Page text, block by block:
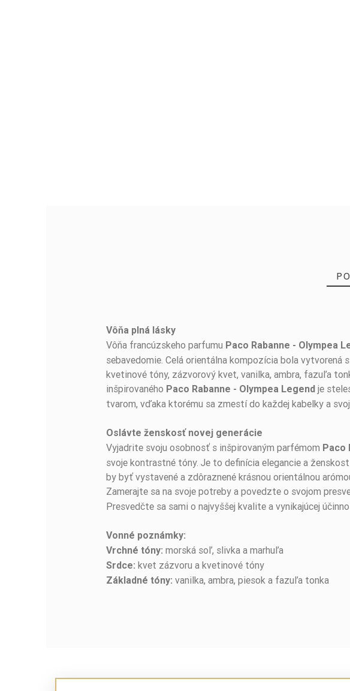
Vôňa plná lásky
Vôňa francúzskeho parfumu Paco Rabanne - Olympea
sebavedomie. Celá orientálna kompozícia bola
kvetinové tóny, zázvorový kvet, vanilka, ambra, fazuľa
inšpirovaného Paco Rabanne - Olympea Legend je
tvarom, vďaka ktorému sa zmestí do každej kabelky a
Oslávte ženskosť novej generácie
Vyjadrite svoju osobnosť s inšpirovaným parfémom Paco
svoje kontrastné tóny. Je to definícia elegancie a
by byť vystavené a zdôraznené krásnou orientálnou
Zamerajte sa na svoje potreby a povedzte o svojom
Presvedčte sa sami o najvyššej kvalite a vynikajúcej
Vonné poznámky:
Vrchné tóny: morská soľ, slivka a marhuľa
Srdce: kvet zázvoru a kvetinové tóny
Základné tóny:vanilka, ambra, piesok a fazuľa tonka
BUĎTE PRVÝ, KTO NAPÍŠE RECENZIU!